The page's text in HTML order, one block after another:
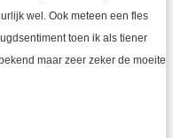
wel. Ook meteen een fles
toen ik als tiener
maar zeer zeker de moeite